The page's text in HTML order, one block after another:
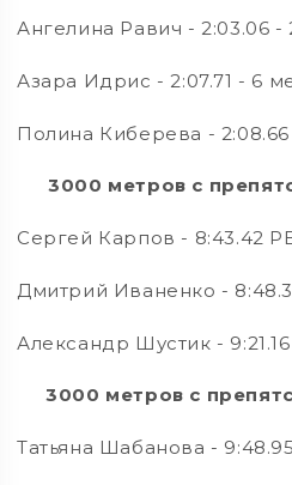
Ангелина Равич - 2:03.06 -
Азара Идрис - 2:07.71 - 6
Полина Киберева -
3000 метров с
Сергей Карпов - 8:43.42
Дмитрий Иваненко -
Александр Шустик -
3000 метров с
Татьяна Шабанова -